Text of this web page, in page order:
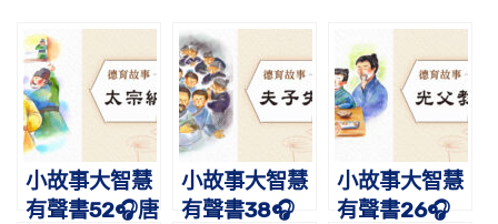
小故事大智慧
有聲書52🎧唐
小故事大智慧
有聲書38🎧
小故事大智慧
有聲書26🎧